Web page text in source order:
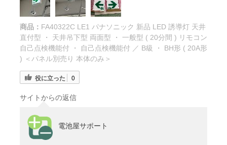
商品： FA40322C LE1 パナソニック 新品 LED 誘導灯 天井
直付型 ・ 天井吊下型 両面型 ・ 一般型 ( 20分間 ) リモコン
自己点検機能付 ・ 自己点検機能付 ／ B級 ・ BH形 ( 20A形
) ＜パネル別売り 本体のみ＞
役に立った 0
サイトからの返信
電池屋サポート